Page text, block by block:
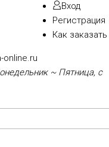
Вход
Регистрация
Как заказать
~ Пятница, с